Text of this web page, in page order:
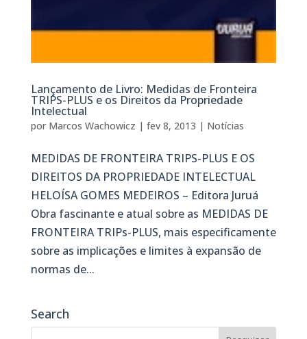
Lançamento de Livro: Medidas de Fronteira
TRIPS-PLUS e os Direitos da Propriedade
Intelectual
por Marcos Wachowicz | fev 8, 2013 | Notícias
MEDIDAS DE FRONTEIRA TRIPS-PLUS E OS
DIREITOS DA PROPRIEDADE INTELECTUAL
HELOÍSA GOMES MEDEIROS – Editora Juruá
Obra fascinante e atual sobre as MEDIDAS DE
FRONTEIRA TRIPs-PLUS, mais especificamente
sobre as implicações e limites à expansão de
normas de...
Search